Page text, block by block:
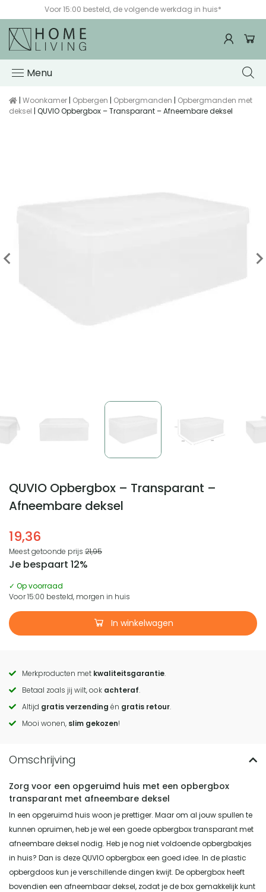
Voor 15:00 besteld, de volgende werkdag in huis*
Menu
| Woonkamer | Opbergen | Opbergmanden | Opbergmanden met
deksel | QUVIO Opbergbox – Transparant – Afneembare deksel
QUVIO Opbergbox – Transparant –
Afneembare deksel
19,36
Meest getoonde prijs 21,95
Je bespaart 12%
✓ Op voorraad
Voor 15:00 besteld, morgen in huis
In winkelwagen
Call
to
actions
Merkproducten met kwaliteitsgarantie.
Betaal zoals jij wilt, ook achteraf.
Altijd gratis verzending én gratis retour.
Mooi wonen, slim gekozen!
Zorg voor een opgeruimd huis met een opbergbox
transparant met afneembare deksel
In een opgeruimd huis woon je prettiger. Maar om al jouw spullen te
kunnen opruimen, heb je wel een goede opbergbox transparant met
afneembare deksel nodig. Heb je nog niet voldoende opbergbakjes
in huis? Dan is deze QUVIO opbergbox een goed idee. In de plastic
opbergdoos kun je verschillende dingen kwijt. De opbergbox heeft
bovendien een afneembaar deksel, zodat je de box gemakkelijk kunt